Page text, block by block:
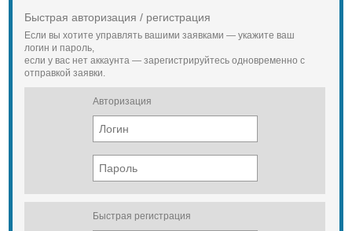
Быстрая авторизация / регистрация
Если вы хотите управлять вашими заявками — укажите ваш
логин и пароль,
если у вас нет аккаунта — зарегистрируйтесь одновременно с
отправкой заявки.
Авторизация
Быстрая регистрация